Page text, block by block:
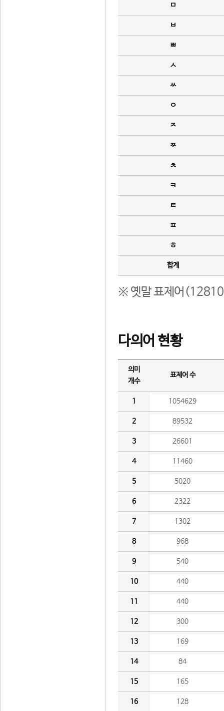
ㅁ
ㅂ
ㅃ
ㅅ
ㅆ
ㅇ
ㅈ
ㅉ
ㅊ
ㅋ
ㅌ
ㅍ
ㅎ
합계
※ 옛말 표제어(12810
다의어 현황
의미
개수
표제어 수
1 1054629
2 89532
3 26601
4 11460
5 5020
6 2322
7 1302
8 968
9 540
10 440
11 440
12 300
13 169
14 84
15 165
16 128